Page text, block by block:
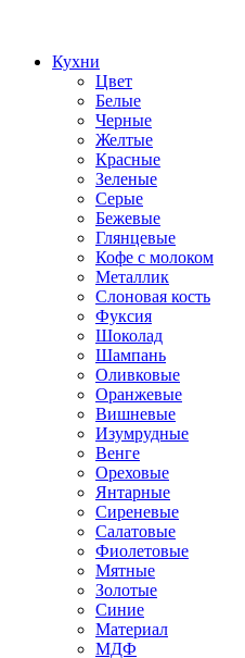
Кухни
Цвет
Белые
Черные
Желтые
Красные
Зеленые
Серые
Бежевые
Глянцевые
Кофе с молоком
Металлик
Слоновая кость
Фуксия
Шоколад
Шампань
Оливковые
Оранжевые
Вишневые
Изумрудные
Венге
Ореховые
Янтарные
Сиреневые
Салатовые
Фиолетовые
Мятные
Золотые
Синие
Материал
МДФ